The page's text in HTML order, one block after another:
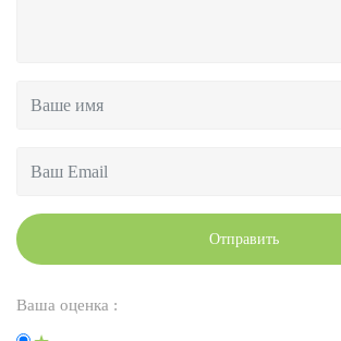
Отправить
Ваша оценка :